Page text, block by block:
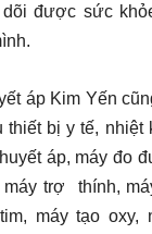
được sức
áp Kim Yến
thiết bị y tế, nhiệt
áp, máy đo
trợ thính,
máy tạo oxy,